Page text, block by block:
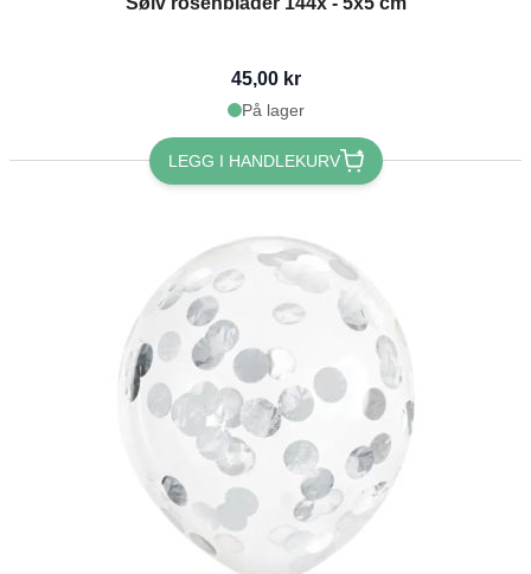
45,00 kr
På lager
LEGG I HANDLEKURV